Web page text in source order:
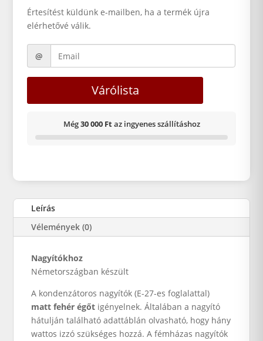
Értesítést küldünk e-mailben, ha a termék újra
elérhetővé válik.
Várólista
Még30 000 Ftaz ingyenes szállításhoz
Leírás
Vélemények (0)
Nagyítókhoz
Németországban készült
A kondenzátoros nagyítók (E-27-es foglalattal)
matt fehér égőt igényelnek. Általában a nagyító
hátulján található adattáblán olvasható, hogy hány
wattos izzó szükséges hozzá. A fémházas nagyítók